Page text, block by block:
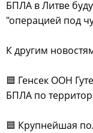
БПЛА в Литве
"операцией под
К другим
🟦 Генсек ООН
БПЛА по
🟦 Крупнейшая